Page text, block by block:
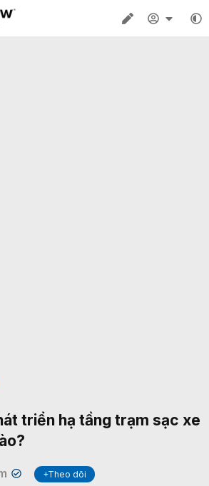
triển hạ tầng trạm sạc xe
✔
+Theo dõi